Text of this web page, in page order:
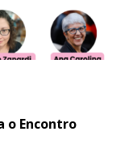
o Encontro